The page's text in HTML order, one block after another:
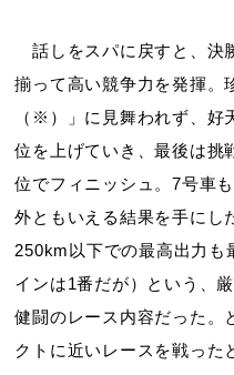
話しをスパに戻すと、決
揃って高い競争力を発揮。
（※）」に見舞われず、好
位を上げていき、最後は挑
位でフィニッシュ。7号車
外ともいえる結果を手にし
250km以下での最高出力
インは1番だが）という、
健闘のレース内容だった。
クトに近いレースを戦った